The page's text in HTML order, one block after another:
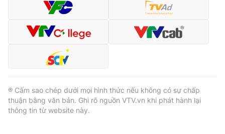
THỜI BÁO VTV
Theo dõi báo trên
® Cấm sao chép dưới mọi hình thức nếu không có sự chấp
thuận bằng văn bản. Ghi rõ nguồn VTV.vn khi phát hành lại
thông tin từ website này.